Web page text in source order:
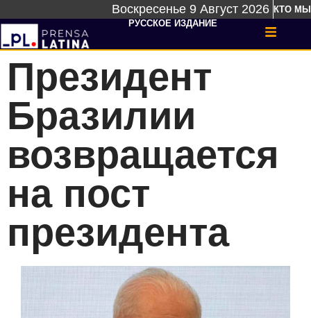
Воскресенье 9 Август 2026 КТО МЫ
РУССКОЕ ИЗДАНИЕ
Президент
Бразилии
возвращается
на пост
президента